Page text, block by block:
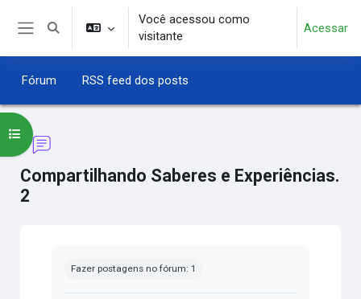
Ir para o conteúdo principal
Alternar entrada de pesquisa
Você acessou como
visitante
Acessar
Fórum RSS feed dos posts
Compartilhando Saberes e Experiências.
2
Abrir índice do curso
Fazer postagens no fórum: 1